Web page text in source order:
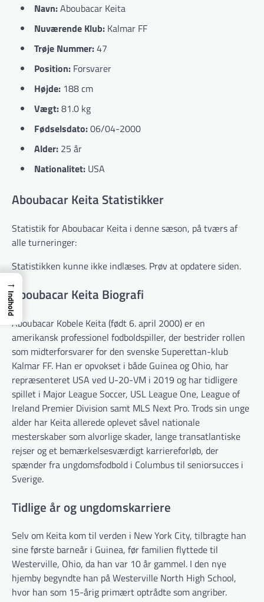
Navn:Aboubacar Keita
Nuværende Klub: Kalmar FF
Trøje Nummer:47
Position: Forsvarer
Højde: 188 cm
Vægt:81.0 kg
Fødselsdato:06/04-2000
Alder: 25 år
Nationalitet: USA
Aboubacar Keita Statistikker
Statistik for Aboubacar Keita i denne sæson, på tværs af
alle turneringer:
Statistikken kunne ikke indlæses. Prøv at opdatere siden.
Aboubacar Keita Biografi
Aboubacar Kobele Keita (født 6. april 2000) er en
amerikansk professionel fodboldspiller, der bestrider rollen
som midterforsvarer for den svenske Superettan-klub
Kalmar FF. Han er opvokset i både Guinea og Ohio, har
repræsenteret USA ved U-20-VM i 2019 og har tidligere
spillet i Major League Soccer, USL League One, League of
Ireland Premier Division samt MLS Next Pro. Trods sin unge
alder har Keita allerede oplevet såvel nationale
mesterskaber som alvorlige skader, lange transatlantiske
rejser og et bemærkelsesværdigt karriereforløb, der
spænder fra ungdomsfodbold i Columbus til seniorsucces i
Sverige.
Tidlige år og ungdomskarriere
Selv om Keita kom til verden i New York City, tilbragte han
sine første barneår i Guinea, før familien flyttede til
Westerville, Ohio, da han var 10 år gammel. I den nye
hjemby begyndte han på Westerville North High School,
hvor han som 15-årig primært optrådte som angriber.
→
Indhold